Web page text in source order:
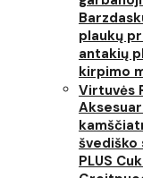
plaukų
antakių
kirpimo
Virtuvės
švediško
PLUS